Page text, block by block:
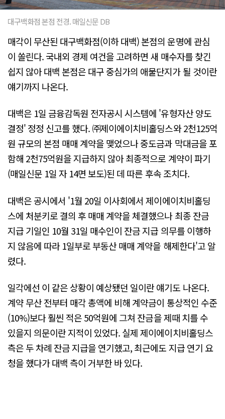
대구백화점 본점 전경. 매일신문 DB
매각이 무산된 대구백화점(이하 대백) 본점의 운명에 관심
이 쏠린다. 국내외 경제 여건을 고려하면 새 매수자를 찾긴
쉽지 않아 대백 본점은 대구 중심가의 애물단지가 될 것이란
얘기까지 나온다.
대백은 1일 금융감독원 전자공시 시스템에 '유형자산 양도
결정' 정정 신고를 했다. ㈜제이에이치비홀딩스와 2천125억
원 규모의 본점 매매 계약을 맺었으나 중도금과 막대금을 포
함해 2천75억원을 지급하지 않아 최종적으로 계약이 파기
(매일신문 1일 자 14면 보도)된 데 따른 후속 조치다.
대백은 공시에서 '1월 20일 이사회에서 제이에이치비홀딩
스에 처분키로 결의 후 매매 계약을 체결했으나 최종 잔금
지급 기일인 10월 31일 매수인이 잔금 지급 의무를 이행하
지 않음에 따라 1일부로 부동산 매매 계약을 해제한다'고 알
렸다.
일각에선 이 같은 상황이 예상됐던 일이란 얘기도 나온다.
계약 무산 전부터 매각 총액에 비해 계약금이 통상적인 수준
(10%)보다 훨씬 적은 50억원에 그쳐 잔금을 제때 치를 수
있을지 의문이란 지적이 있었다. 실제 제이에이치비홀딩스
측은 두 차례 잔금 지급을 연기했고, 최근에도 지급 연기 요
청을 했다가 대백 측이 거부한 바 있다.